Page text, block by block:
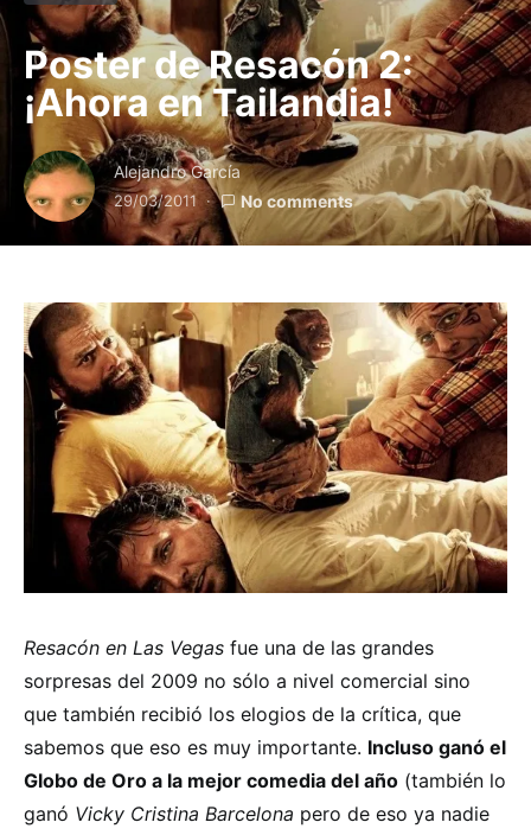
Poster de Resacón 2:
¡Ahora en Tailandia!
Alejandro García
29/03/2011 No comments
Resacón en Las Vegas fue una de las grandes
sorpresas del 2009 no sólo a nivel comercial sino
que también recibió los elogios de la crítica, que
sabemos que eso es muy importante. Incluso ganó el
Globo de Oro a la mejor comedia del año (también lo
ganó Vicky Cristina Barcelona pero de eso ya nadie